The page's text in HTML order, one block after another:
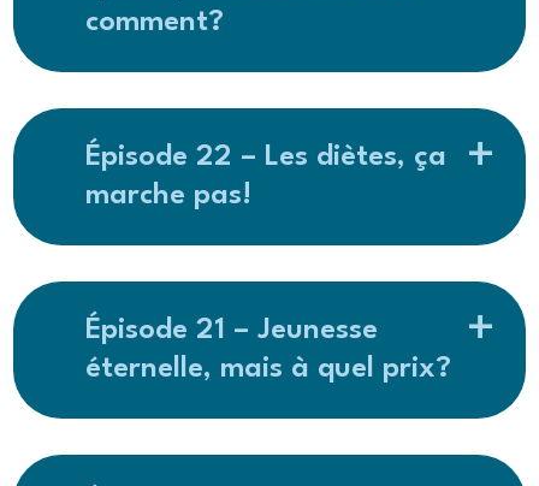
comment?
Épisode 22 – Les diètes, ça
marche pas!
Épisode 21 – Jeunesse
éternelle, mais à quel prix?